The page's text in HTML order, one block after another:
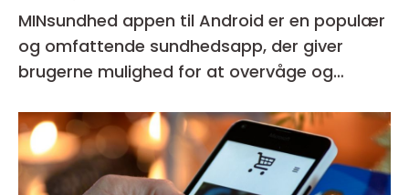
MINsundhed appen til Android er en populær
og omfattende sundhedsapp, der giver
brugerne mulighed for at overvåge og